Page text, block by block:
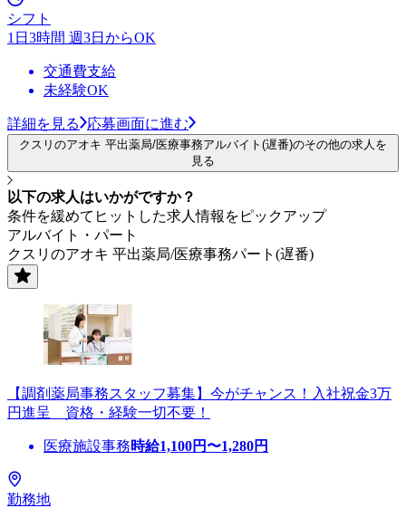
シフト
1日3時間 週3日からOK
交通費支給
未経験OK
詳細を見る 応募画面に進む
クスリのアオキ 平出薬局/医療事務アルバイト(遅番)のその他の求人を
見る
以下の求人はいかがですか？
条件を緩めてヒットした求人情報をピックアップ
アルバイト・パート
クスリのアオキ 平出薬局/医療事務パート(遅番)
【調剤薬局事務スタッフ募集】今がチャンス！入社祝金3万
円進呈 資格・経験一切不要！
医療施設事務時給1,100円〜1,280円
勤務地